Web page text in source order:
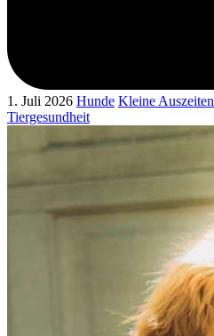
1. Juli 2026 Hunde Kleine Auszeiten
Tiergesundheit